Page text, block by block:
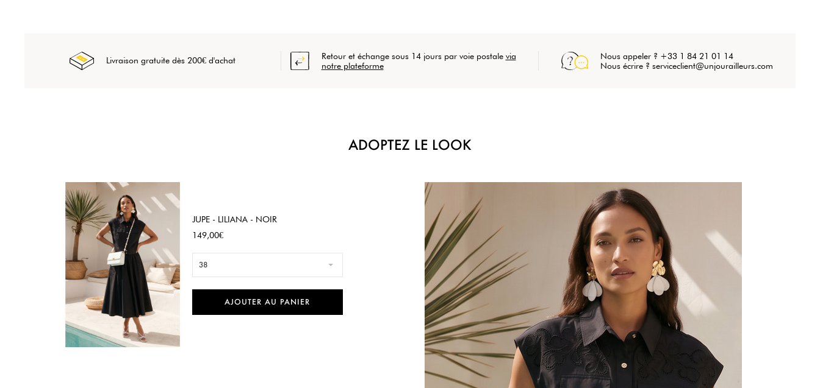
Livraison gratuite dès 200€ d'achat Retour et échange sous 14 jours par voie postale via
notre plateforme
Nous appeler ? +33 1 84 21 01 14
Nous écrire ? serviceclient@unjourailleurs.com
ADOPTEZ LE LOOK
JUPE - LILIANA - NOIR
Prix
149,00€
38
AJOUTER AU PANIER